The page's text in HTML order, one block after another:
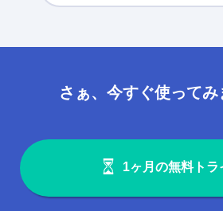
さぁ、今すぐ使ってみ
1ヶ月の無料トラ